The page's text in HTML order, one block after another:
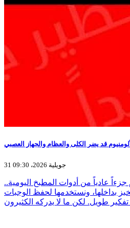
31 جويلية 2026، 09:30
جزءاً عادياً من أدوات المطبخ اليومية..
بداخلها، ونستخدمها لحفظ الوجبات